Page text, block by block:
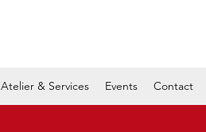
Atelier & Services Events Contact